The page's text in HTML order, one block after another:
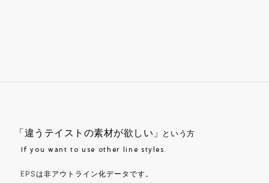
「違うテイストの素材が欲しい」 という方
If you want to use other line styles.
EPSは非アウトライン化データです。